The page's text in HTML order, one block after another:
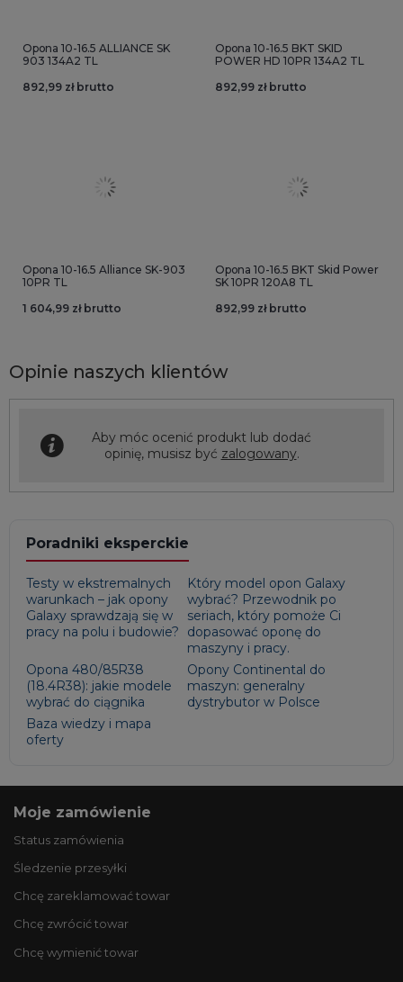
Opona 10-16.5 ALLIANCE SK
903 134A2 TL
892,99 zł brutto
Opona 10-16.5 BKT SKID
POWER HD 10PR 134A2 TL
892,99 zł brutto
Opona 10-16.5 Alliance SK-903
10PR TL
1 604,99 zł brutto
Opona 10-16.5 BKT Skid Power
SK 10PR 120A8 TL
892,99 zł brutto
Opinie naszych klientów
Aby móc ocenić produkt lub dodać
opinię, musisz być zalogowany.
Poradniki eksperckie
Testy w ekstremalnych
warunkach – jak opony
Galaxy sprawdzają się w
pracy na polu i budowie?
Który model opon Galaxy
wybrać? Przewodnik po
seriach, który pomoże Ci
dopasować oponę do
maszyny i pracy.
Opona 480/85R38
(18.4R38): jakie modele
wybrać do ciągnika
Opony Continental do
maszyn: generalny
dystrybutor w Polsce
Baza wiedzy i mapa
oferty
Moje zamówienie
Status zamówienia
Śledzenie przesyłki
Chcę zareklamować towar
Chcę zwrócić towar
Chcę wymienić towar